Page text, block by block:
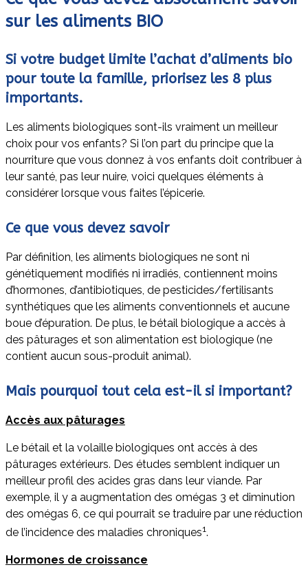
sur les aliments BIO
Si votre budget limite l’achat d’aliments bio
pour toute la famille, priorisez les 8 plus
importants.
Les aliments biologiques sont-ils vraiment un meilleur
choix pour vos enfants? Si l’on part du principe que la
nourriture que vous donnez à vos enfants doit contribuer à
leur santé, pas leur nuire, voici quelques éléments à
considérer lorsque vous faites l’épicerie.
Ce que vous devez savoir
Par définition, les aliments biologiques ne sont ni
génétiquement modifiés ni irradiés, contiennent moins
d’hormones, d’antibiotiques, de pesticides/fertilisants
synthétiques que les aliments conventionnels et aucune
boue d’épuration. De plus, le bétail biologique a accès à
des pâturages et son alimentation est biologique (ne
contient aucun sous-produit animal).
Mais pourquoi tout cela est-il si important?
Accès aux pâturages
Le bétail et la volaille biologiques ont accès à des
pâturages extérieurs. Des études semblent indiquer un
meilleur profil des acides gras dans leur viande. Par
exemple, il y a augmentation des omégas 3 et diminution
des omégas 6, ce qui pourrait se traduire par une réduction
de l’incidence des maladies chroniques1.
Hormones de croissance